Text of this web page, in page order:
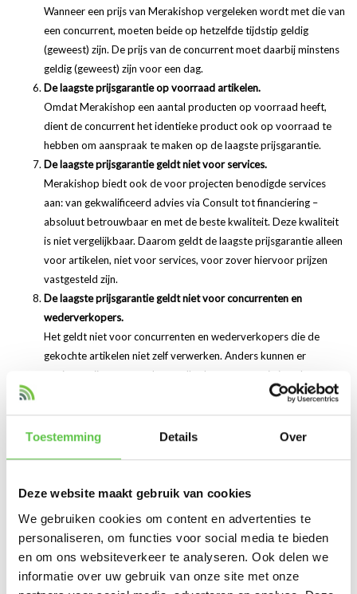
Toestemming Details Over
Deze website maakt gebruik van cookies
We gebruiken cookies om content en advertenties te
personaliseren, om functies voor social media te bieden
en om ons websiteverkeer te analyseren. Ook delen we
informatie over uw gebruik van onze site met onze
Wanneer een prijs van Merakishop vergeleken wordt met die van
een concurrent, moeten beide op hetzelfde tijdstip geldig
(geweest) zijn. De prijs van de concurrent moet daarbij minstens
geldig (geweest) zijn voor een dag.
De laagste prijsgarantie op voorraad artikelen.
Omdat Merakishop een aantal producten op voorraad heeft,
dient de concurrent het identieke product ook op voorraad te
hebben om aanspraak te maken op de laagste prijsgarantie.
De laagste prijsgarantie geldt niet voor services.
Merakishop biedt ook de voor projecten benodigde services
aan: van gekwalificeerd advies via Consult tot financiering –
absoluut betrouwbaar en met de beste kwaliteit. Deze kwaliteit
is niet vergelijkbaar. Daarom geldt de laagste prijsgarantie alleen
voor artikelen, niet voor services, voor zover hiervoor prijzen
vastgesteld zijn.
De laagste prijsgarantie geldt niet voor concurrenten en
wederverkopers.
Het geldt niet voor concurrenten en wederverkopers die de
gekochte artikelen niet zelf verwerken. Anders kunnen er
pogingen zijn om grote hoeveelheden zeer gunstig in te kopen
via de laagste prijsgarantie en dit dan door te verkopen om
hiermee winst te willen maken ten koste van onze klanten.
De laagste prijsgarantie geldt niet voor uitverkopen.
De laagste prijsgarantie geldt niet voor veilingen.
kunnen niet vergeleken worden met de permanente voor alle
klanten geldige prijzen van Merakishop.
De laagste prijsgarantie geldt niet voor prijzen die alleen gelden
voor een beperkte klantenkring.